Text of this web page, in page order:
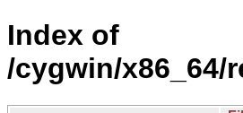
Index of
/cygwin/x86_64/